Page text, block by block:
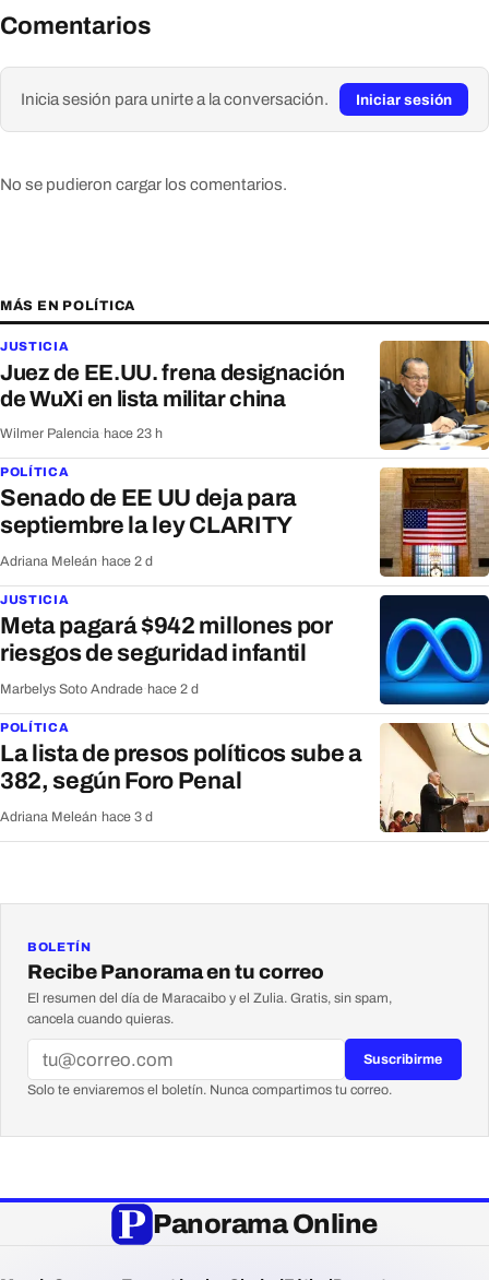
Comentarios
Inicia sesión para unirte a la conversación. Iniciar sesión
No se pudieron cargar los comentarios.
MÁS EN POLÍTICA
JUSTICIA
Juez de EE.UU. frena designación
de WuXi en lista militar china
Wilmer Palencia hace 23 h
POLÍTICA
Senado de EE UU deja para
septiembre la ley CLARITY
Adriana Meleán hace 2 d
JUSTICIA
Meta pagará $942 millones por
riesgos de seguridad infantil
Marbelys Soto Andrade hace 2 d
POLÍTICA
La lista de presos políticos sube a
382, según Foro Penal
Adriana Meleán hace 3 d
BOLETÍN
Recibe Panorama en tu correo
El resumen del día de Maracaibo y el Zulia. Gratis, sin spam,
cancela cuando quieras.
Suscribirme
Solo te enviaremos el boletín. Nunca compartimos tu correo.
Panorama Online